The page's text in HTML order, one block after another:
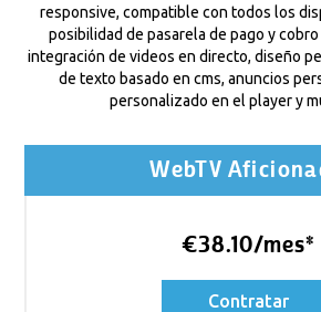
responsive, compatible con todos los
posibilidad de pasarela de pago y
integración de videos en directo, diseño
de texto basado en cms, anuncios
personalizado en el player y
WebTV
€38.10/mes*
Contratar